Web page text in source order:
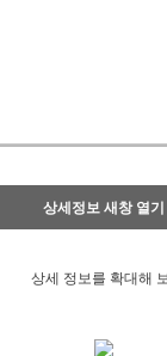
상세정보 새창 열기
상세 정보를 확대해